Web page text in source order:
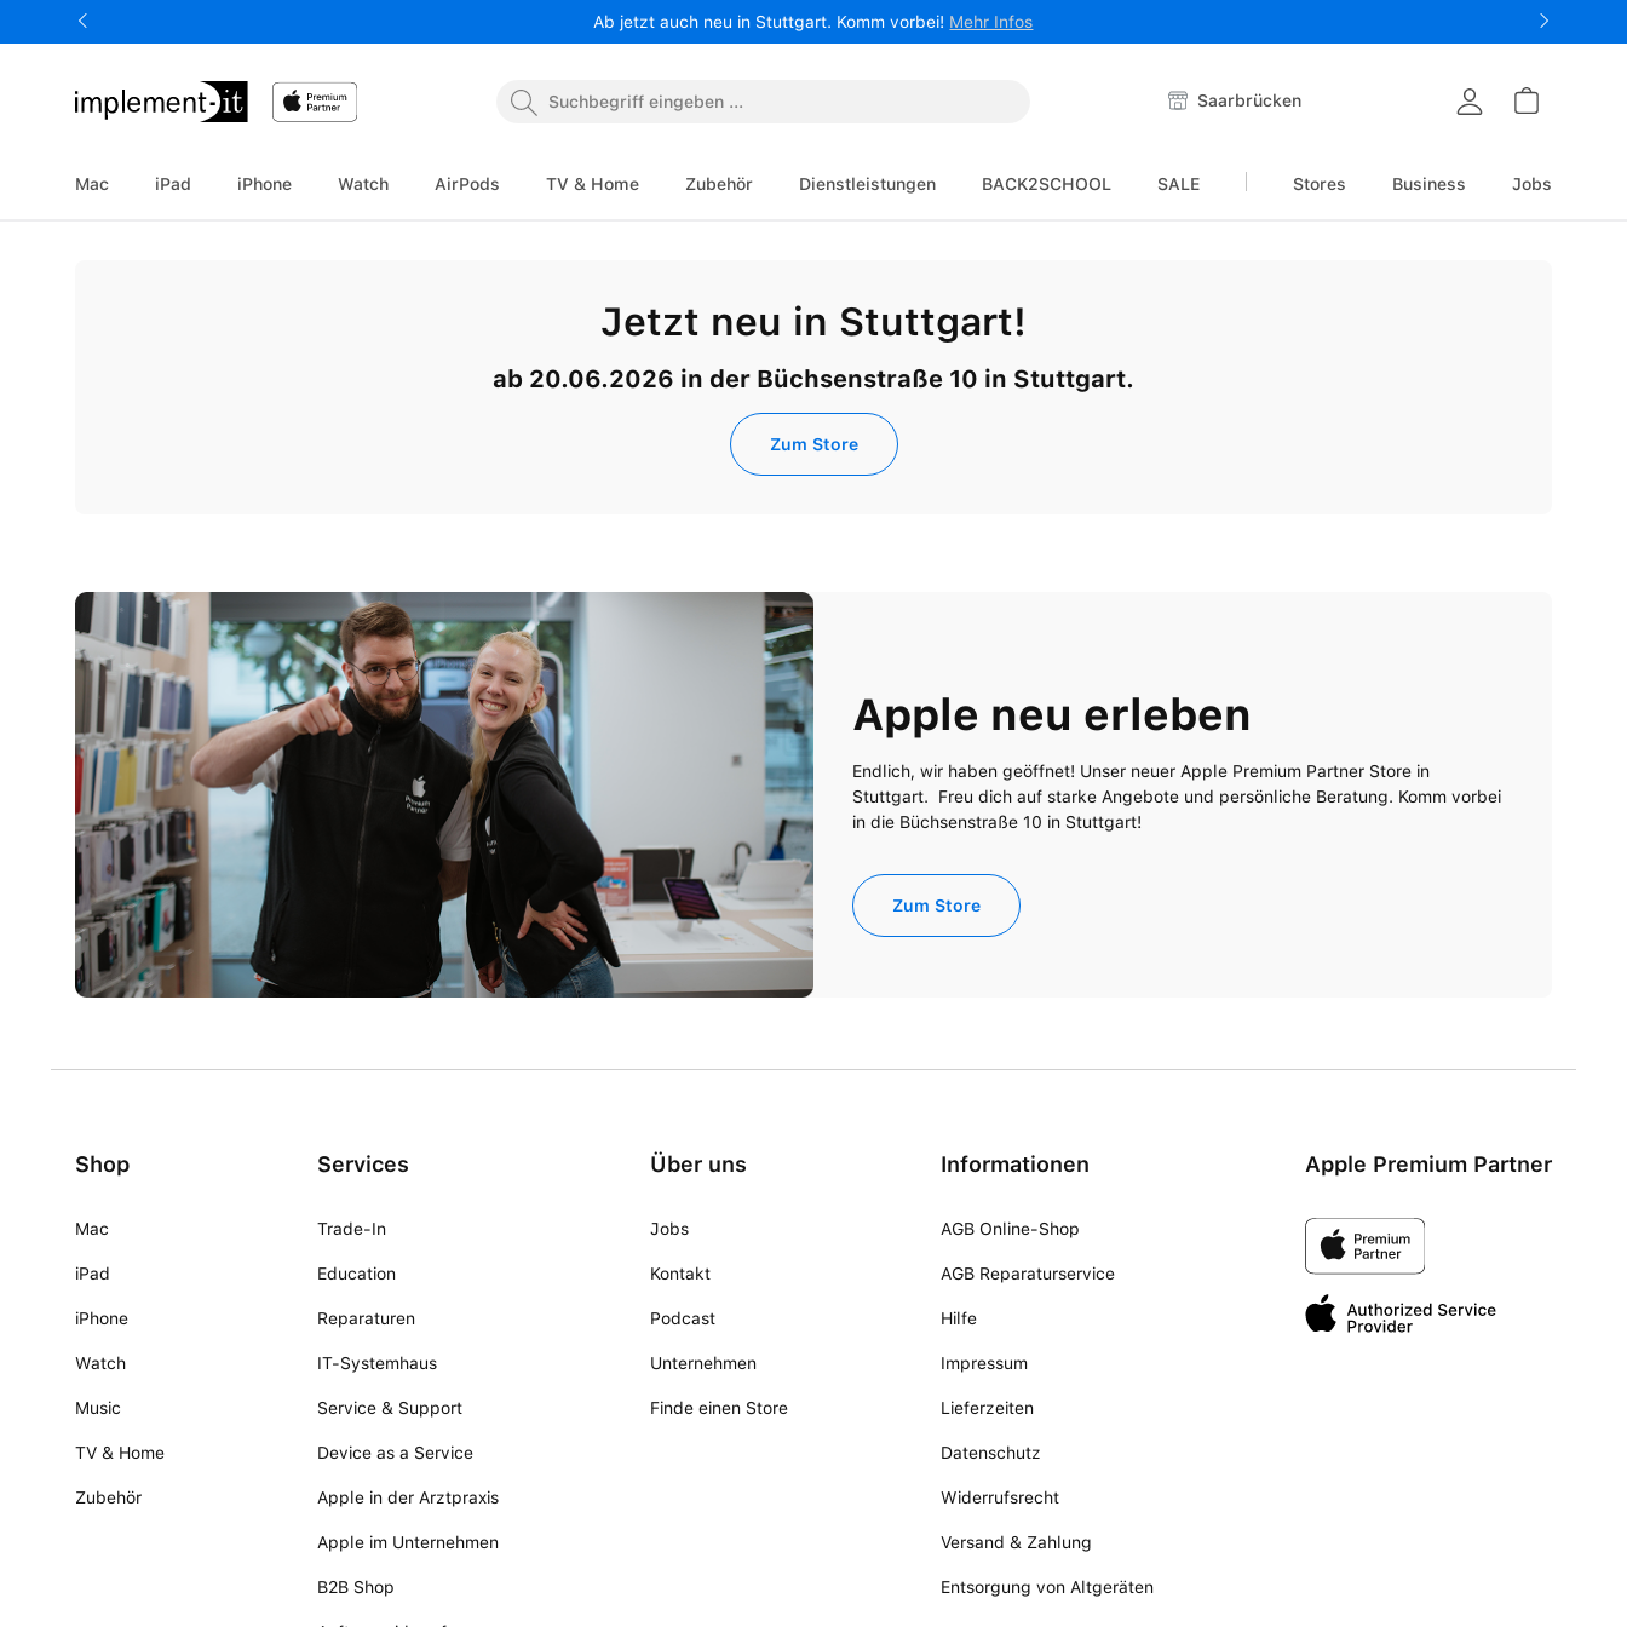
Ab jetzt auch neu in Stuttgart. Komm vorbei! Mehr Infos
Saarbrücken
Mac iPad iPhone Watch AirPods TV & Home Zubehör Dienstleistungen BACK2SCHOOL SALE Stores Business Jobs
Jetzt neu in Stuttgart!
ab 20.06.2026 in der Büchsenstraße 10 in Stuttgart.
Zum Store
Apple neu erleben
Endlich, wir haben geöffnet! Unser neuer Apple Premium Partner Store in
Stuttgart. Freu dich auf starke Angebote und persönliche Beratung. Komm vorbei
in die Büchsenstraße 10 in Stuttgart!
Zum Store
Shop
Mac
iPad
iPhone
Watch
Music
TV & Home
Zubehör
Services
Trade-In
Education
Reparaturen
IT-Systemhaus
Service & Support
Device as a Service
Apple in der Arztpraxis
Apple im Unternehmen
B2B Shop
Über uns
Jobs
Kontakt
Podcast
Unternehmen
Finde einen Store
Informationen
AGB Online-Shop
AGB Reparaturservice
Hilfe
Impressum
Lieferzeiten
Datenschutz
Widerrufsrecht
Versand & Zahlung
Entsorgung von Altgeräten
Apple Premium Partner